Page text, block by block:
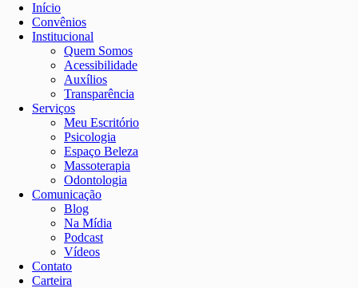
Início
Convênios
Institucional
Quem Somos
Acessibilidade
Auxílios
Transparência
Serviços
Meu Escritório
Psicologia
Espaço Beleza
Massoterapia
Odontologia
Comunicação
Blog
Na Mídia
Podcast
Vídeos
Contato
Carteira